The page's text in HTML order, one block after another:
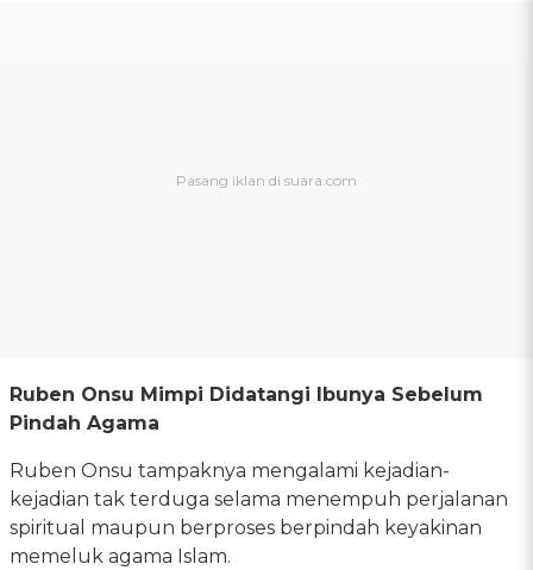
Ruben Onsu Mimpi Didatangi Ibunya Sebelum
Pindah Agama
Ruben Onsu tampaknya mengalami kejadian-
kejadian tak terduga selama menempuh perjalanan
spiritual maupun berproses berpindah keyakinan
memeluk agama Islam.